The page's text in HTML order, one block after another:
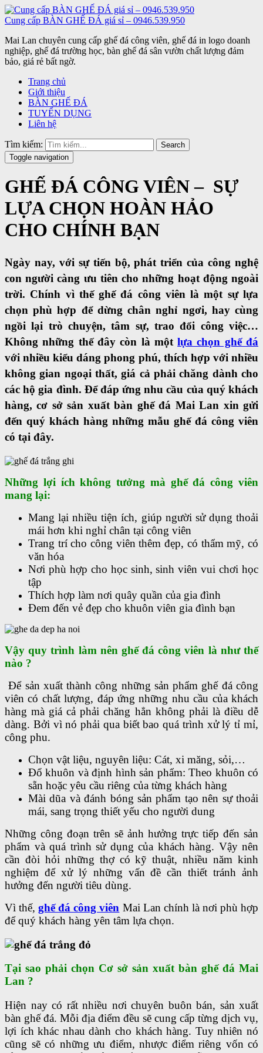
Cung cấp BÀN GHẾ ĐÁ giá sỉ – 0946.539.950
Mai Lan chuyên cung cấp ghế đá công viên, ghế đá in logo doanh
nghiệp, ghế đá trường học, bàn ghế đá sân vườn chất lượng đảm
bảo, giá rẻ bất ngờ.
Trang chủ
Giới thiệu
BÀN GHẾ ĐÁ
TUYỂN DỤNG
Liên hệ
Tìm kiếm:
Search
Toggle navigation
GHẾ ĐÁ CÔNG VIÊN – SỰ
LỰA CHỌN HOÀN HẢO
CHO CHÍNH BẠN
Ngày nay, với sự tiến bộ, phát triển của công nghệ
con người càng ưu tiên cho những hoạt động ngoài
trời. Chính vì thế ghế đá công viên là một sự lựa
chọn phù hợp để dừng chân nghỉ ngơi, hay cùng
ngồi lại trò chuyện, tâm sự, trao đổi công việc…
Không những thế đây còn là mộtlựa chọn ghế đá
với nhiều kiểu dáng phong phú, thích hợp với nhiều
không gian ngoại thất, giá cả phải chăng dành cho
các hộ gia đình. Để đáp ứng nhu cầu của quý khách
hàng, cơ sở sản xuất bàn ghế đá Mai Lan xin gửi
đến quý khách hàng những mẫu ghế đá công viên
có tại đây.
Những lợi ích không tưởng mà ghế đá công viên
mang lại:
Mang lại nhiều tiện ích, giúp người sử dụng thoải
mái hơn khi nghỉ chân tại công viên
Trang trí cho công viên thêm đẹp, có thẩm mỹ, có
văn hóa
Nơi phù hợp cho học sinh, sinh viên vui chơi học
tập
Thích hợp làm nơi quây quần của gia đình
Đem đến vẻ đẹp cho khuôn viên gia đình bạn
Vậy quy trình làm nên ghế đá công viên là như thế
nào ?
Để sản xuất thành công những sản phẩm ghế đá công
viên có chất lượng, đáp ứng những nhu cầu của khách
hàng mà giá cả phải chăng hẳn không phải là điều dễ
dàng. Bởi vì nó phải qua biết bao quá trình xử lý tỉ mỉ,
công phu.
Chọn vật liệu, nguyên liệu: Cát, xi măng, sỏi,…
Đổ khuôn và định hình sản phẩm: Theo khuôn có
sẵn hoặc yêu cầu riêng của từng khách hàng
Mài dũa và đánh bóng sản phẩm tạo nên sự thoải
mái, sang trọng thiết yếu cho người dung
Những công đoạn trên sẽ ảnh hưởng trực tiếp đến sản
phẩm và quá trình sử dụng của khách hàng. Vậy nên
cần đòi hỏi những thợ có kỹ thuật, nhiều năm kinh
nghiệm để xử lý những vấn đề cần thiết tránh ảnh
hưởng đến người tiêu dùng.
Vì thế,ghế đá công viên Mai Lan chính là nơi phù hợp
để quý khách hàng yên tâm lựa chọn.
Tại sao phải chọn Cơ sở sản xuất bàn ghế đá Mai
Lan ?
Hiện nay có rất nhiều nơi chuyên buôn bán, sản xuất
bàn ghế đá. Mỗi địa điểm đều sẽ cung cấp từng dịch vụ,
lợi ích khác nhau dành cho khách hàng. Tuy nhiên nó
cũng sẽ có những ưu điểm, nhược điểm riêng vốn có